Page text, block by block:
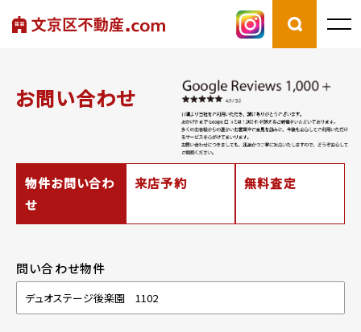
お問い合わせ
物件お問い合わ
せ
来店予約 無料査定
問い合わせ物件